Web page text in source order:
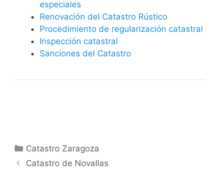
especiales
Renovación del Catastro Rústico
Procedimiento de regularización catastral
Inspección catastral
Sanciones del Catastro
Categorías
Catastro Zaragoza
Catastro de Novallas